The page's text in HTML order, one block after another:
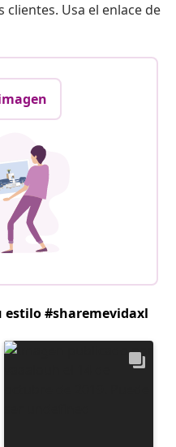
Usa el enlace de
#sharemevidaxl